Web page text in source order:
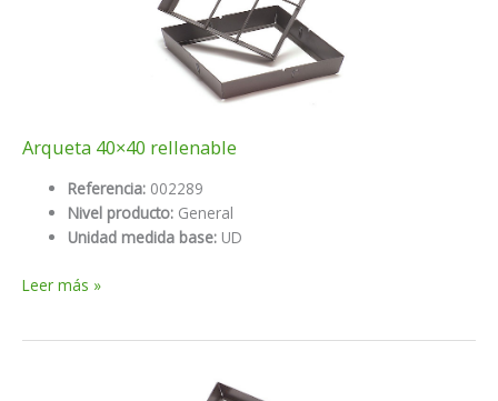
Arqueta 40×40 rellenable
Referencia: 002289
Nivel producto: General
Unidad medida base: UD
Arqueta
Leer más »